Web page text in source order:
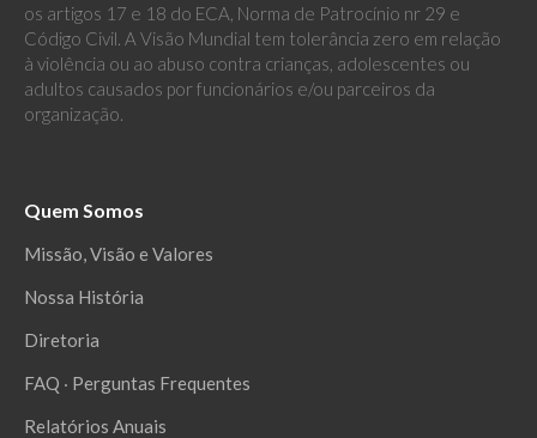
os artigos 17 e 18 do ECA, Norma de Patrocínio nr 29 e
Código Civil. A Visão Mundial tem tolerância zero em relação
à violência ou ao abuso contra crianças, adolescentes ou
adultos causados por funcionários e/ou parceiros da
organização.
Quem Somos
Missão, Visão e Valores
Nossa História
Diretoria
FAQ ‧ Perguntas Frequentes
Relatórios Anuais